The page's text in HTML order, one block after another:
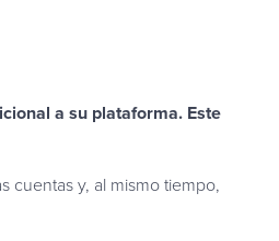
a su plataforma. Este
cuentas y, al mismo tiempo,